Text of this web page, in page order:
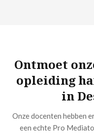
Ontmoet
opleiding
in
Onze docenten hebben
een echte Pro